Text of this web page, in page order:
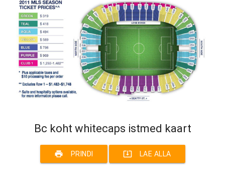
Bc koht whitecaps istmed kaart
print PRINDI system_update_alt LAE ALLA